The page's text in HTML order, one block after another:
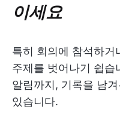
이세요
특히 회의에 참석하거
주제를 벗어나기 쉽습
알림까지, 기록을 남
있습니다.